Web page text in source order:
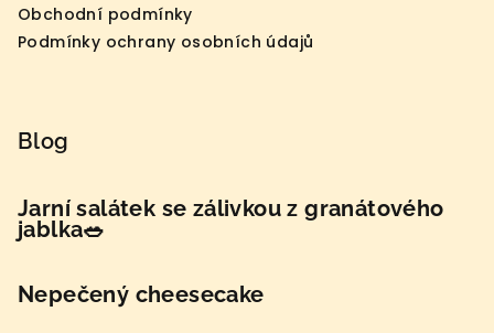
Obchodní podmínky
Podmínky ochrany osobních údajů
Blog
Jarní salátek se zálivkou z granátového
jablka🥗
Nepečený cheesecake